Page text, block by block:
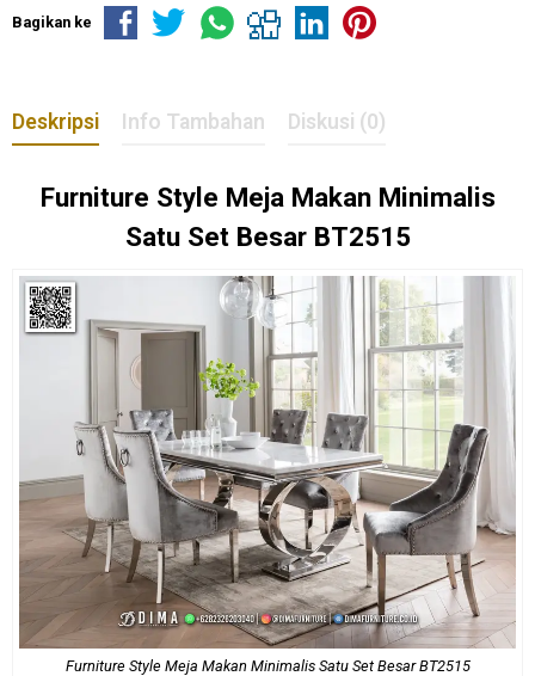
Bagikan ke
Deskripsi Info Tambahan Diskusi (0)
Furniture Style Meja Makan Minimalis
Satu Set Besar BT2515
Furniture Style Meja Makan Minimalis Satu Set Besar BT2515